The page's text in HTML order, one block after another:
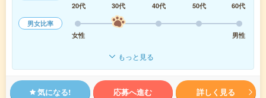
20代
30代 40代 50代
60代
男女比率
女性
男性
もっと見る
気になる! 応募へ進む 詳しく見る